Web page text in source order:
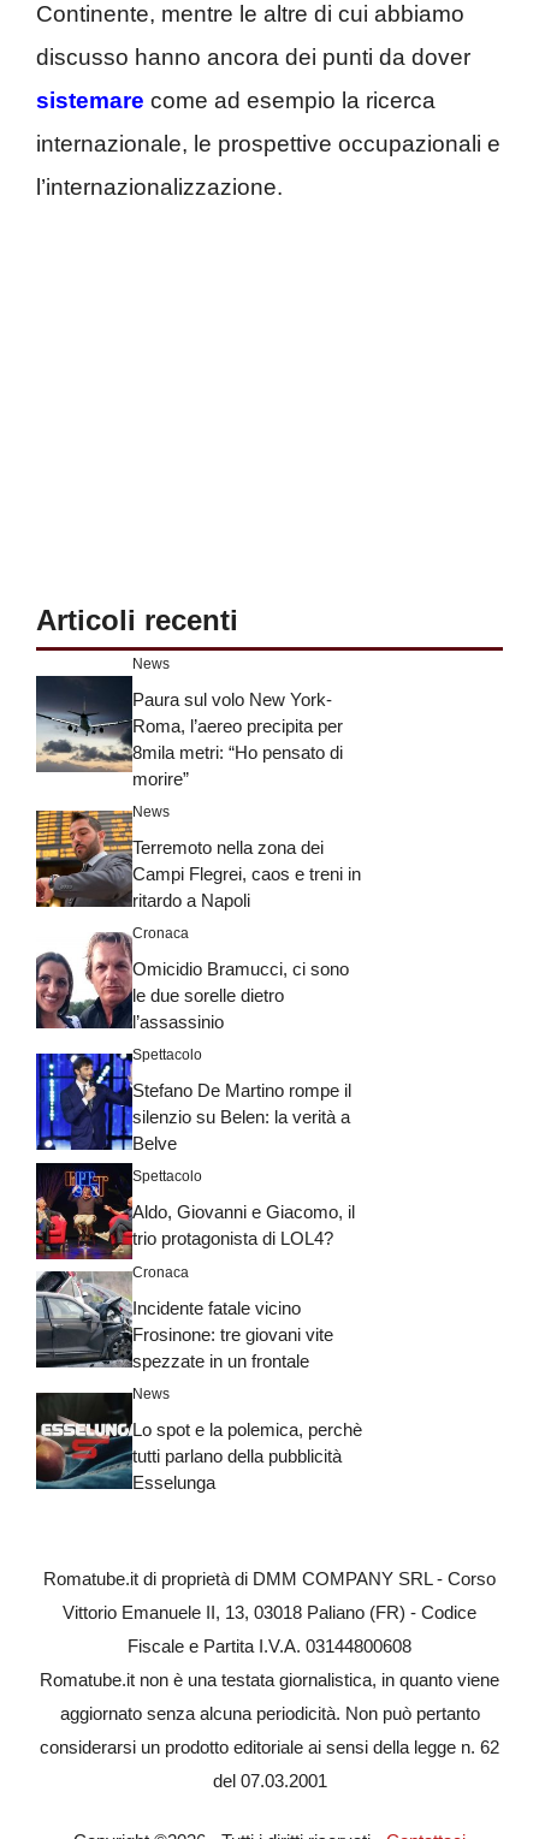
Continente, mentre le altre di cui abbiamo
discusso hanno ancora dei punti da dover
sistemare come ad esempio la ricerca
internazionale, le prospettive occupazionali e
l’internazionalizzazione.
Articoli recenti
News
Paura sul volo New York-
Roma, l’aereo precipita per
8mila metri: “Ho pensato di
morire”
News
Terremoto nella zona dei
Campi Flegrei, caos e treni in
ritardo a Napoli
Cronaca
Omicidio Bramucci, ci sono
le due sorelle dietro
l’assassinio
Spettacolo
Stefano De Martino rompe il
silenzio su Belen: la verità a
Belve
Spettacolo
Aldo, Giovanni e Giacomo, il
trio protagonista di LOL4?
Cronaca
Incidente fatale vicino
Frosinone: tre giovani vite
spezzate in un frontale
News
Lo spot e la polemica, perchè
tutti parlano della pubblicità
Esselunga
Romatube.it di proprietà di DMM COMPANY SRL - Corso
Vittorio Emanuele II, 13, 03018 Paliano (FR) - Codice
Fiscale e Partita I.V.A. 03144800608
Romatube.it non è una testata giornalistica, in quanto viene
aggiornato senza alcuna periodicità. Non può pertanto
considerarsi un prodotto editoriale ai sensi della legge n. 62
del 07.03.2001